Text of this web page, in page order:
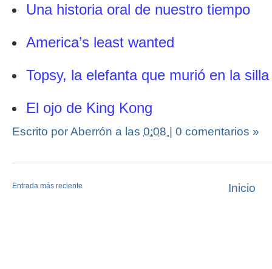
Una historia oral de nuestro tiempo
America’s least wanted
Topsy, la elefanta que murió en la
El ojo de King Kong
Escrito por Aberrón a las 0:08 | 0 comentarios »
Entrada más reciente Inicio